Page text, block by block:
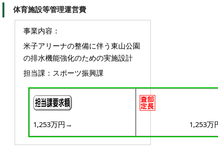
体育施設等管理運営費
事業内容：
米子アリーナの整備に伴う東山公園
の排水機能強化のための実施設計
担当課：スポーツ振興課
1,253万円→ 1,253万